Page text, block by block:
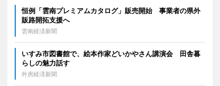
恒例「雲南プレミアムカタログ」販売開始 事業者の県外
販路開拓支援へ
雲南経済新聞
いすみ市図書館で、絵本作家どいかやさん講演会 田舎暮
らしの魅力話す
外房経済新聞